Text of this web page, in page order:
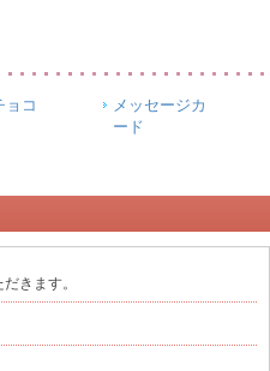
ョコ
メッセージカ
ード
きます。